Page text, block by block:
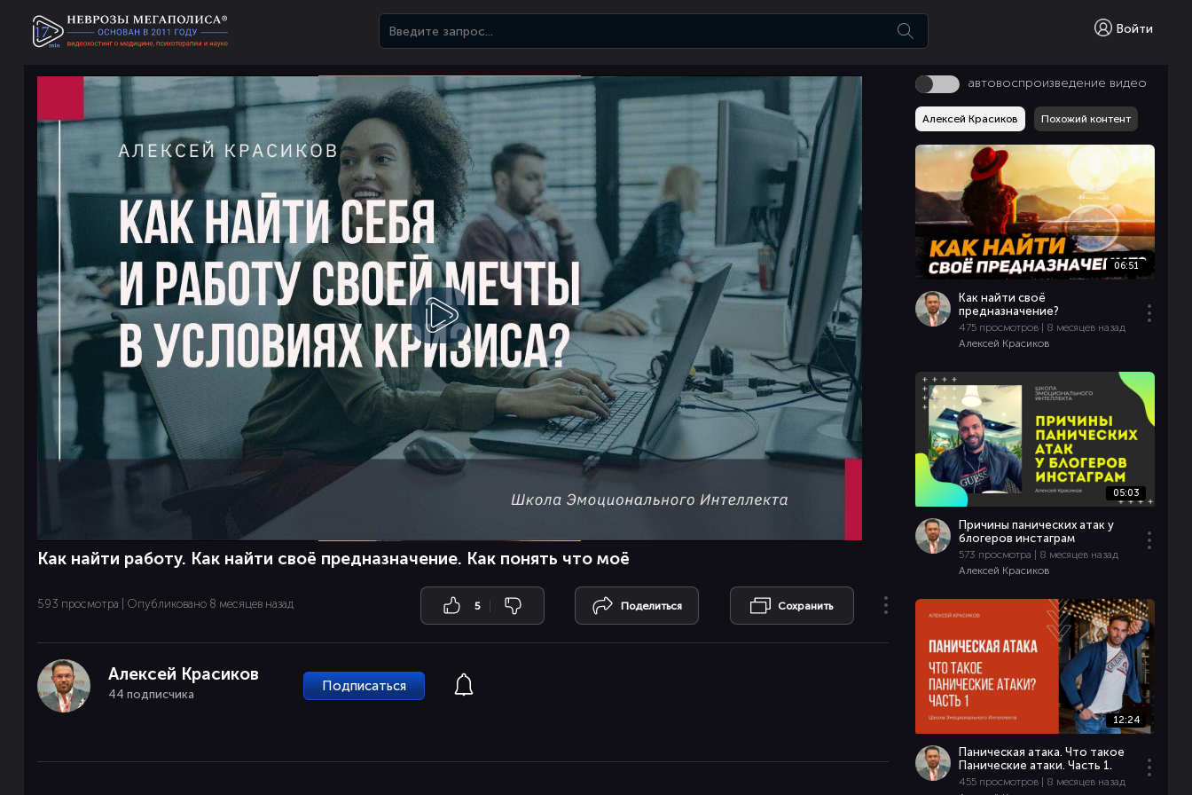
Войти
Смотреть
видео
Как найти работу. Как найти своё предназначение. Как понять что моё
593 просмотра | Опубликовано 8 месяцев назад 5 Поделиться Сохранить
Алексей Красиков
44 подписчика
Подписаться
автовоспроизведение видео
Алексей Красиков Похожий контент
06:51
Как найти своё
предназначение?
475 просмотров | 8 месяцев назад
Алексей Красиков
05:03
Причины панических атак у
блогеров инстаграм
573 просмотра | 8 месяцев назад
Алексей Красиков
12:24
Паническая атака. Что такое
Панические атаки. Часть 1.
455 просмотров | 8 месяцев назад